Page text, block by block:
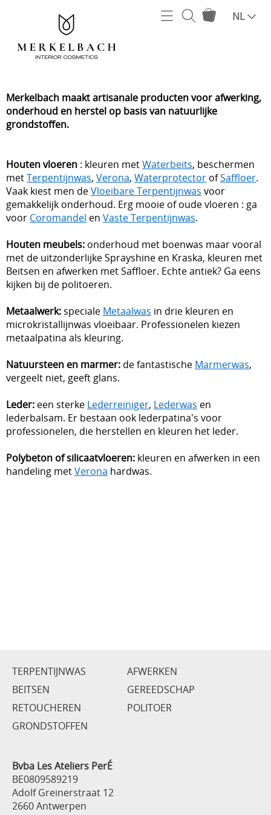
Webshop
AFWERKEN
BEITSEN
RETOUCHEREN
POLITOER
GRONDSTOFFEN
Contact
NL
Merkelbach maakt artisanale producten voor afwerking,
onderhoud en herstel op basis van natuurlijke
grondstoffen.
Houten vloeren : kleuren metWaterbeits, beschermen
metTerpentijnwas, Verona, Waterprotector ofSaffloer.
Vaak kiest men deVloeibare Terpentijnwas voor
gemakkelijk onderhoud. Erg mooie of oude vloeren : ga
voor Coromandel en Vaste Terpentijnwas.
Houten meubels: onderhoud met boenwas maar vooral
met de uitzonderlijke Sprayshine en Kraska, kleuren met
Beitsen en afwerken met Saffloer. Echte antiek? Ga eens
kijken bij de politoeren.
Metaalwerk:speciale Metaalwas in drie kleuren en
microkristallijnwas vloeibaar. Professionelen kiezen
metaalpatina als kleuring.
Natuursteen en marmer: de fantastische Marmerwas,
vergeelt niet, geeft glans.
Leder: een sterke Lederreiniger, Lederwas en
lederbalsam. Er bestaan ook lederpatina's voor
professionelen, die herstellen en kleuren het leder.
Polybeton of silicaatvloeren: kleuren en afwerken in een
handeling metVerona hardwas.
TERPENTIJNWAS
AFWERKEN
BEITSEN
GEREEDSCHAP
RETOUCHEREN
POLITOER
GRONDSTOFFEN
Bvba Les Ateliers PerÉ
BE0809589219
Adolf Greinerstraat 12
2660 Antwerpen